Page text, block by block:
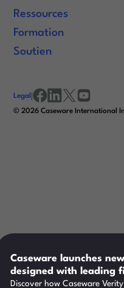
Ressources
Formation
Soutien
© 2026 Caseware International
Legal |
facebook
linkedinx/twitter
youtube
Caseware launches
designed with leading
Discover how Caseware